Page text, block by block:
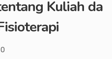
Kuliah da
0